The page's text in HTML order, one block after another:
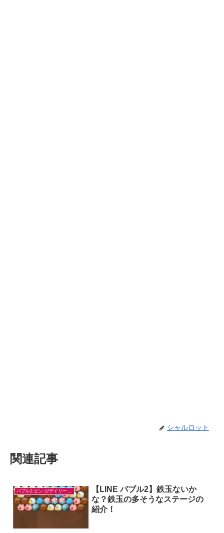
シャルロット
関連記事
バブル2:ビンゴ/デイリー/お題対策
【LINE バブル2】鉄玉ないか
な？鉄玉の多そうなステージの
紹介！